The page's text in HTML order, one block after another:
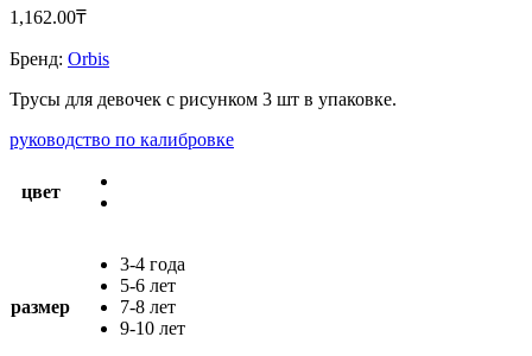
1,162.00‎₸
Бренд: Orbis
Трусы для девочек с рисунком 3 шт в упаковке.
руководство по калибровке
цвет
размер
3-4 года
5-6 лет
7-8 лет
9-10 лет